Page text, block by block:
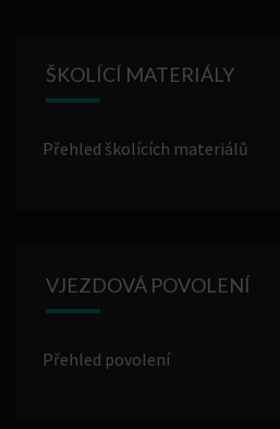
ŠKOLÍCÍ MATERIÁLY
Přehled školících materiálů
VJEZDOVÁ POVOLENÍ
Přehled povolení